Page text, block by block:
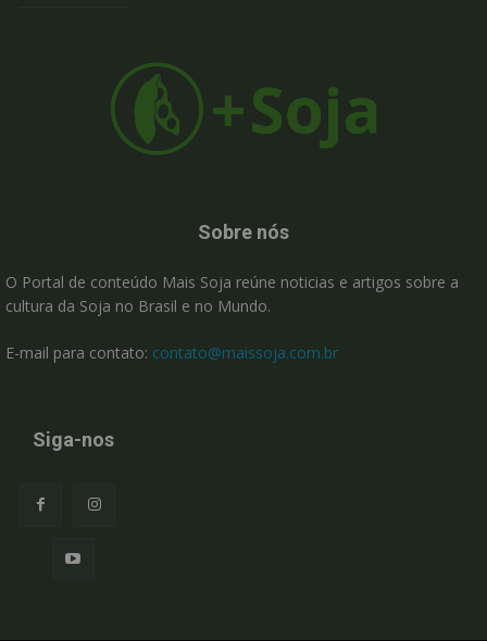
Sobre nós
O Portal de conteúdo Mais Soja reúne noticias e artigos sobre a
cultura da Soja no Brasil e no Mundo.
E-mail para contato: contato@maissoja.com.br
Siga-nos